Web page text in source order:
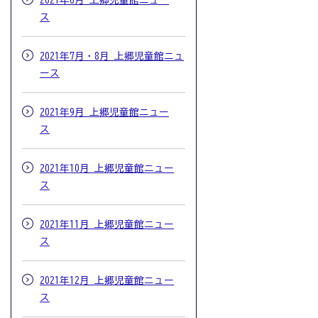
ス
2021年7月・8月 上郷児童館ニュ
ース
2021年9月 上郷児童館ニュー
ス
2021年10月 上郷児童館ニュー
ス
2021年11月 上郷児童館ニュー
ス
2021年12月 上郷児童館ニュー
ス